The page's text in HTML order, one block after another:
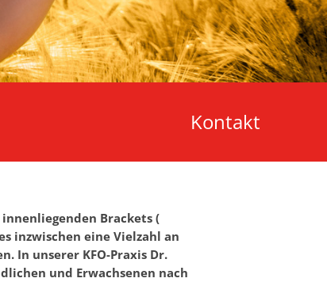
Kontakt
Brackets (
inzwischen eine Vielzahl an
In unserer KFO-Praxis Dr.
und Erwachsenen nach